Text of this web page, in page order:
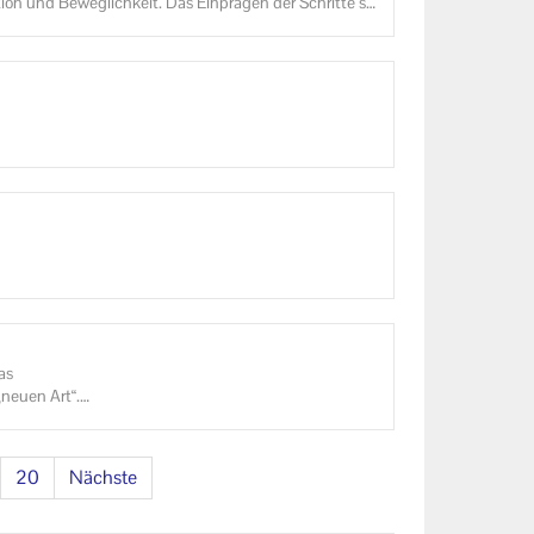
Art“.
20 Nächste